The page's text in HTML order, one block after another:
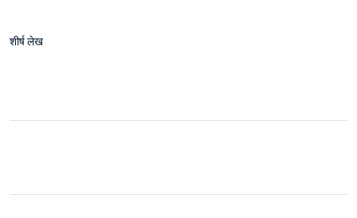
शीर्ष लेख